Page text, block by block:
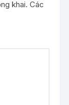
khai. Các